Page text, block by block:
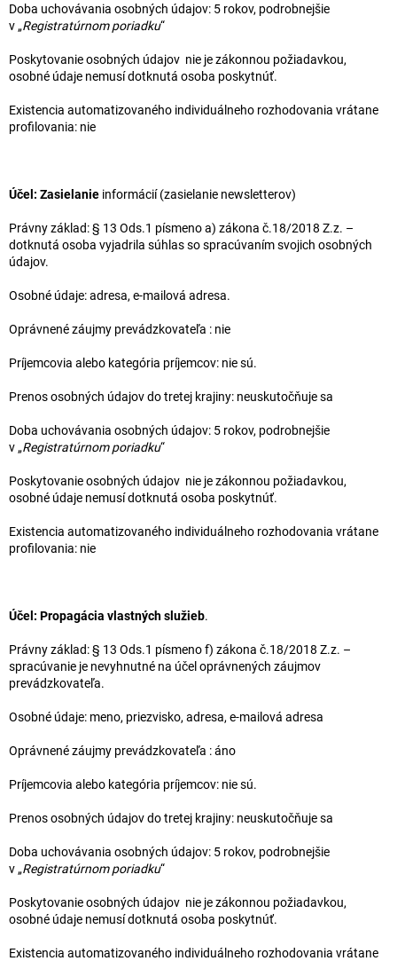
Doba uchovávania osobných údajov: 5 rokov, podrobnejšie
v „Registratúrnom poriadku“
Poskytovanie osobných údajov nie je zákonnou požiadavkou,
osobné údaje nemusí dotknutá osoba poskytnúť.
Existencia automatizovaného individuálneho rozhodovania vrátane
profilovania: nie
Účel: Zasielanie informácií (zasielanie newsletterov)
Právny základ: § 13 Ods.1 písmeno a) zákona č.18/2018 Z.z. –
dotknutá osoba vyjadrila súhlas so spracúvaním svojich osobných
údajov.
Osobné údaje: adresa, e-mailová adresa.
Oprávnené záujmy prevádzkovateľa : nie
Príjemcovia alebo kategória príjemcov: nie sú.
Prenos osobných údajov do tretej krajiny: neuskutočňuje sa
Doba uchovávania osobných údajov: 5 rokov, podrobnejšie
v „Registratúrnom poriadku“
Poskytovanie osobných údajov nie je zákonnou požiadavkou,
osobné údaje nemusí dotknutá osoba poskytnúť.
Existencia automatizovaného individuálneho rozhodovania vrátane
profilovania: nie
Účel: Propagácia vlastných služieb.
Právny základ: § 13 Ods.1 písmeno f) zákona č.18/2018 Z.z. –
spracúvanie je nevyhnutné na účel oprávnených záujmov
prevádzkovateľa.
Osobné údaje: meno, priezvisko, adresa, e-mailová adresa
Oprávnené záujmy prevádzkovateľa : áno
Príjemcovia alebo kategória príjemcov: nie sú.
Prenos osobných údajov do tretej krajiny: neuskutočňuje sa
Doba uchovávania osobných údajov: 5 rokov, podrobnejšie
v „Registratúrnom poriadku“
Poskytovanie osobných údajov nie je zákonnou požiadavkou,
osobné údaje nemusí dotknutá osoba poskytnúť.
Existencia automatizovaného individuálneho rozhodovania vrátane